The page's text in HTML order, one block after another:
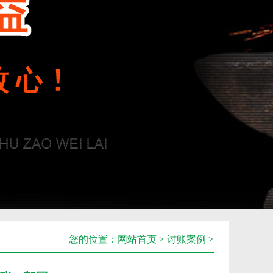
您的位置： 网站首页 > 讨账案例 >